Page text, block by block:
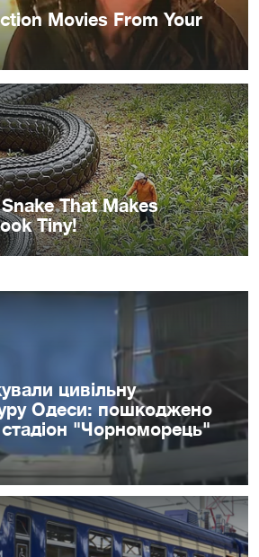
цивільну
Одеси: пошкоджено
"Чорноморець"